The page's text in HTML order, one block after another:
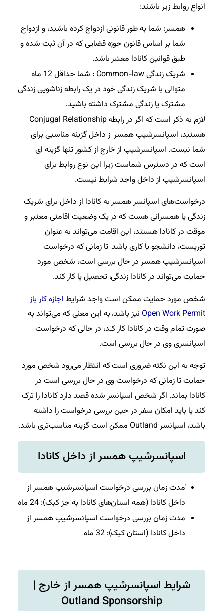
انواع روابط زیر باشند:
همسر: شما به طور قانونی ازدواج کرده باشید، و ازدواج
شما بر اساس قانون حوزه قضایی که در آن ثبت شده و
طبق قوانین کانادا معتبر باشد.
شریک زندگی Common-law : شما حداقل 12 ماه
متوالی با شریک زندگی خود در یک رابطه زناشویی زندگی
مشترک یا زندگی مشترک داشته باشید.
لازم به ذکر است که اگر در رابطه Conjugal Relationship
هستید، اسپانسرشیپ همسر از داخل گزینه مناسبی برای
شما نیست. اسپانسرشیپ از خارج از کشور تنها گزینه ای
است که در دسترس شماست زیرا این نوع روابط برای
اسپانسرشیپ از داخل واجد شرایط نیست.
درخواست‌های اسپانسر همسر به کانادا از داخل برای شریک
زندگی یا همسرانی هست که در یک وضعیت اقامتی معتبر و
موقت در کانادا هستند، این اقامت می‌تواند به عنوان
توریست، دانشجو یا کاری باشد. تا زمانی که درخواست
اسپانسرشیپ همسر در حال بررسی است، شخص مورد
حمایت می‌تواند در کانادا زندگی، تحصیل یا کار کند.
شخص مورد حمایت ممکن است واجد شرایط اجازه کار باز
Open Work Permit نیز باشد، به این معنی که می‌تواند به
صورت تمام وقت در کانادا کار کند، در حالی که درخواست
اسپانسری وی در حال بررسی است.
توجه به این نکته ضروری است که انتظار می‌رود شخص مورد
حمایت تا زمانی که درخواست وی در حال بررسی است در
کانادا بماند. اگر شخص اسپانسر شده قصد دارد کانادا را ترک
کند یا باید امکان سفر در حین بررسی درخواست را داشته
باشد، اسپانسر Outland ممکن است گزینه مناسب‌تری باشد.
اسپانسرشیپ همسر از داخل کانادا
ٰمدت زمان بررسی درخواست اسپانسرشیپ همسر از
داخل کانادا (همه استان‌های کانادا به جز کبک): 24 ماه
مدت زمان بررسی درخواست اسپانسرشیپ همسر از
داخل کانادا (استان کبک): 32 ماه
شرایط اسپانسرشیپ همسر از خارج |
Outland Sponsorship